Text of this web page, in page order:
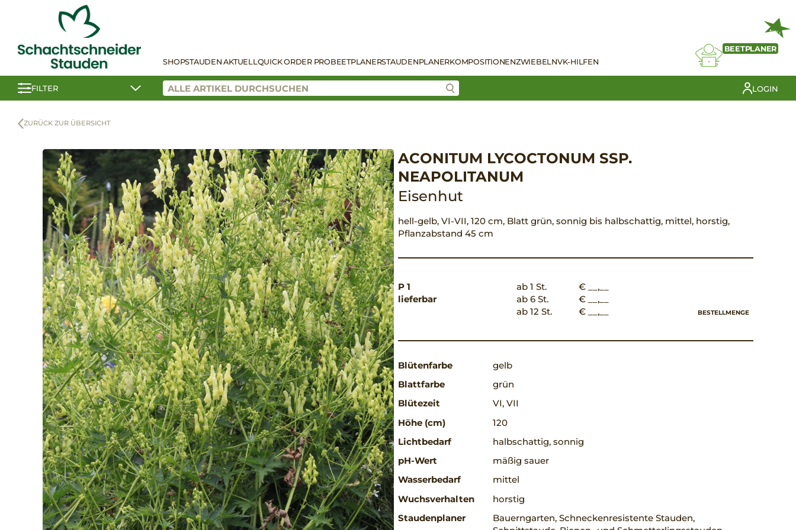
SHOPSTAUDEN AKTUELLQUICK ORDER PROBEETPLANERSTAUDENPLANERKOMPOSITIONENZWIEBELNVK-HILFEN
NEU
BEETPLANER
FILTER LOGIN
ZURÜCK ZUR ÜBERSICHT
ACONITUM LYCOCTONUM SSP.
NEAPOLITANUM
Eisenhut
hell-gelb, VI-VII, 120 cm, Blatt grün, sonnig bis halbschattig, mittel, horstig,
Pflanzabstand 45 cm
P 1
lieferbar
ab 1 St.
€ __,__
ab 6 St.
€ __,__
ab 12 St.
€ __,__ BESTELLMENGE
Blütenfarbe
gelb
Blattfarbe
grün
Blütezeit
VI, VII
Höhe (cm)
120
Lichtbedarf
halbschattig, sonnig
pH-Wert
mäßig sauer
Wasserbedarf
mittel
Wuchsverhalten
horstig
Staudenplaner
Bauerngarten, Schneckenresistente Stauden,